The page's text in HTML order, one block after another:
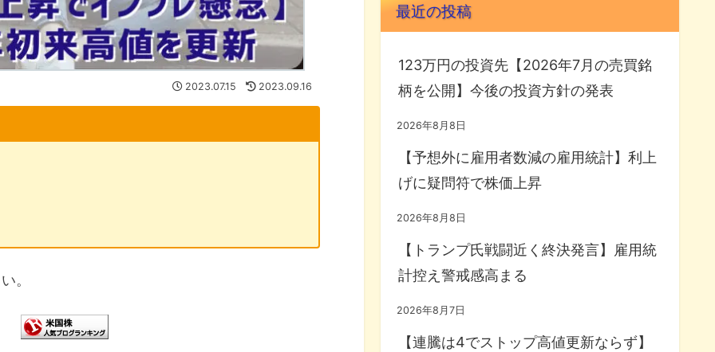
2023.07.15 2023.09.16
。
最近の投稿
123万円の投資先【2026年7月の売買銘
柄を公開】今後の投資方針の発表
2026年8月8日
【予想外に雇用者数減の雇用統計】利上
げに疑問符で株価上昇
2026年8月8日
【トランプ氏戦闘近く終決発言】雇用統
計控え警戒感高まる
2026年8月7日
【連騰は4でストップ高値更新ならず】